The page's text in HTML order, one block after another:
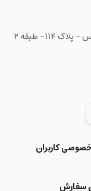
سه راه امین حضور - خیابان امیر کبیر - پاساژ پردیس - پلاک ۱۱۴- طبقه ۲
کاربران
سفارش